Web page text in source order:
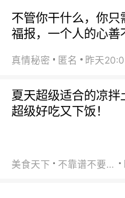
不管你干什么，你
福报，一个人的心善
真情秘密 匿名 昨天
夏天超级适合的凉拌
超级好吃又下饭！
美食天下 不靠谱不要联系